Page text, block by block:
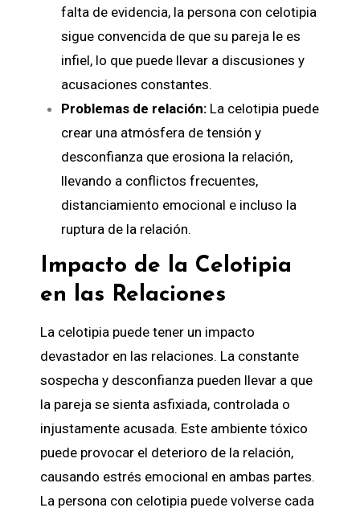
falta de evidencia, la persona con celotipia
sigue convencida de que su pareja le es
infiel, lo que puede llevar a discusiones y
acusaciones constantes.
Problemas de relación: La celotipia puede
crear una atmósfera de tensión y
desconfianza que erosiona la relación,
llevando a conflictos frecuentes,
distanciamiento emocional e incluso la
ruptura de la relación.
Impacto de la Celotipia
en las Relaciones
La celotipia puede tener un impacto
devastador en las relaciones. La constante
sospecha y desconfianza pueden llevar a que
la pareja se sienta asfixiada, controlada o
injustamente acusada. Este ambiente tóxico
puede provocar el deterioro de la relación,
causando estrés emocional en ambas partes.
La persona con celotipia puede volverse cada